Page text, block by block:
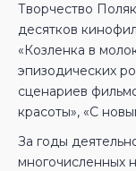
Творчество
десятков
«Козленка в
эпизодических
сценариев
красоты», «С
За годы